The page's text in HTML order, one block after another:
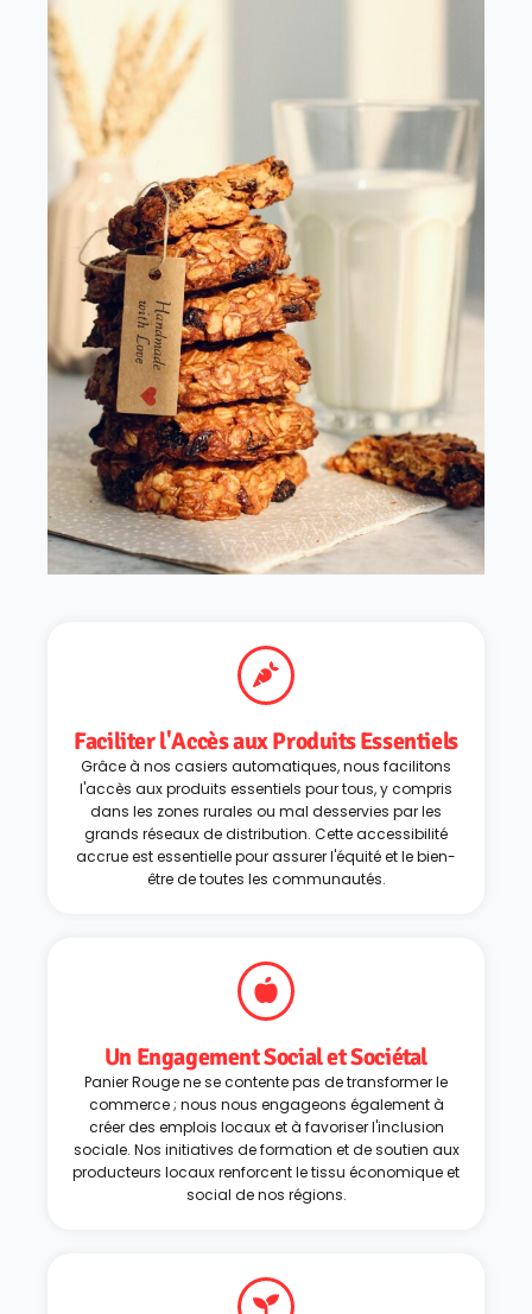
Faciliter l'Accès aux Produits Essentiels
Grâce à nos casiers automatiques, nous facilitons
l'accès aux produits essentiels pour tous, y compris
dans les zones rurales ou mal desservies par les
grands réseaux de distribution. Cette accessibilité
accrue est essentielle pour assurer l'équité et le bien-
être de toutes les communautés.
Un Engagement Social et Sociétal
Panier Rouge ne se contente pas de transformer le
commerce ; nous nous engageons également à
créer des emplois locaux et à favoriser l'inclusion
sociale. Nos initiatives de formation et de soutien aux
producteurs locaux renforcent le tissu économique et
social de nos régions.